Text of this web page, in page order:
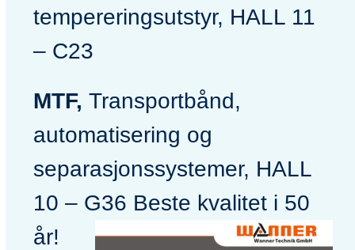
tempereringsutstyr, HALL 11
– C23
MTF,Transportbånd,
automatisering og
separasjonssystemer, HALL
10 – G36 Beste kvalitet i 50
år!